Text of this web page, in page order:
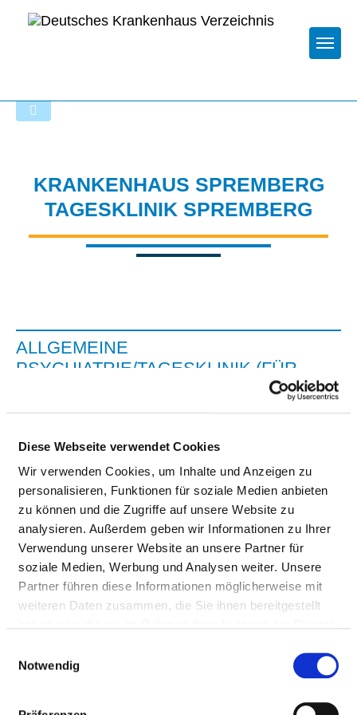
Diese Webseite verwendet Cookies
Wir verwenden Cookies, um Inhalte und Anzeigen zu
personalisieren, Funktionen für soziale Medien anbieten
zu können und die Zugriffe auf unsere Website zu
analysieren. Außerdem geben wir Informationen zu Ihrer
Verwendung unserer Website an unsere Partner für
soziale Medien, Werbung und Analysen weiter. Unsere
Partner führen diese Informationen möglicherweise mit
weiteren Daten zusammen, die Sie ihnen bereitgestellt
Notwendig
KRANKENHAUS SPREMBERG
TAGESKLINIK SPREMBERG
ALLGEMEINE
PSYCHIATRIE/TAGESKLINIK (FÜR
TEILSTATIONÄRE PFLEGESÄTZE)
MEDIZINISCHES LEISTUNGSANGEBOT
(LT. AUSWAHLLISTE)
BEZEICHNUNG SCHLÜSSEL
Diagnostik und Therapie von
psychischen und
Verhaltensstörungen durch
psychotrope Substanzen
VP01
wahnhaften Störungen
affektiven Störungen